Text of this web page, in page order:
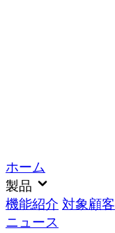
ホーム
製品
機能紹介 対象顧客
ニュース